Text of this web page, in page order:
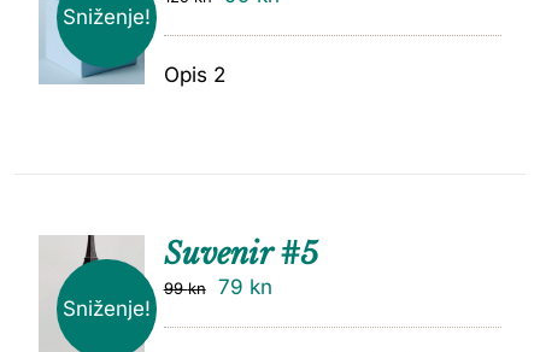
Sniženje!
Opis 2
Sniženje!
DODAJ
Suvenir #5
99kn 79 kn